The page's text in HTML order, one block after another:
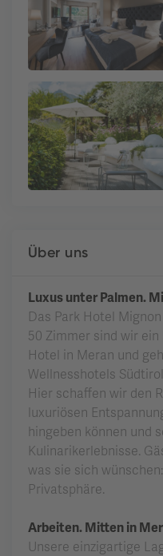
Über uns
Luxus unter Palmen.
Das Park Hotel
50 Zimmer sind wir
Hotel in Meran und
Wellnesshotels
Hier schaffen wir den
luxuriösen
hingeben können und
Kulinarikerlebnisse.
was sie sich
Privatsphäre.
Arbeiten. Mitten in
Unsere einzigartige